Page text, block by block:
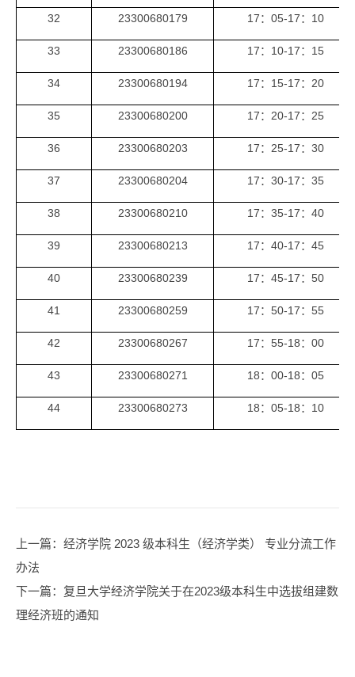
32 23300680179 17： 05-17： 10
33 23300680186 17： 10-17： 15
34 23300680194 17： 15-17： 20
35 23300680200 17： 20-17： 25
36 23300680203 17： 25-17： 30
37 23300680204 17： 30-17： 35
38 23300680210 17： 35-17： 40
39 23300680213 17： 40-17： 45
40 23300680239 17： 45-17： 50
41 23300680259 17： 50-17： 55
42 23300680267 17： 55-18： 00
43 23300680271 18： 00-18： 05
44 23300680273 18： 05-18： 10
上一篇：经济学院 2023 级本科生（经济学类） 专业分流工作
办法
下一篇：复旦大学经济学院关于在2023级本科生中选拔组建数
理经济班的通知